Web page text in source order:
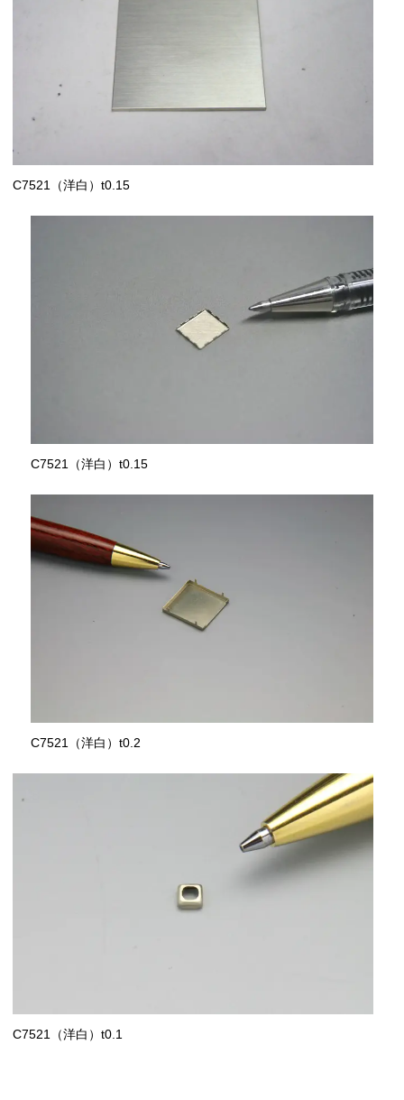
C7521（洋白）t0.15
C7521（洋白）t0.15
C7521（洋白）t0.2
C7521（洋白）t0.1